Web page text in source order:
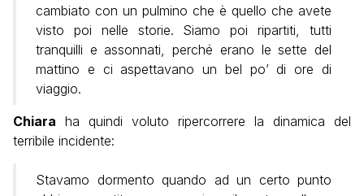
cambiato con un pulmino che è quello che avete
visto poi nelle storie. Siamo poi ripartiti, tutti
tranquilli e assonnati, perché erano le sette del
mattino e ci aspettavano un bel po’ di ore di
viaggio.
Chiara ha quindi voluto ripercorrere la dinamica del
terribile incidente:
Stavamo dormento quando ad un certo punto